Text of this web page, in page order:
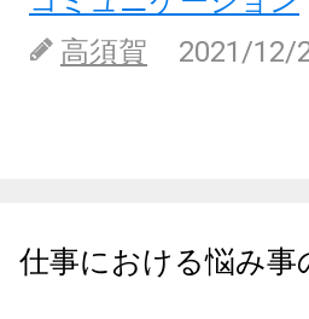
高須賀
2021/12/
仕事における悩み